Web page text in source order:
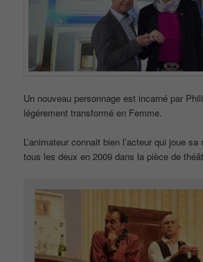
Un nouveau personnage est incarné par
légérement transformé en Femme.
L’animateur connait bien l’acteur qui joue
tous les deux en 2009 dans la pièce de